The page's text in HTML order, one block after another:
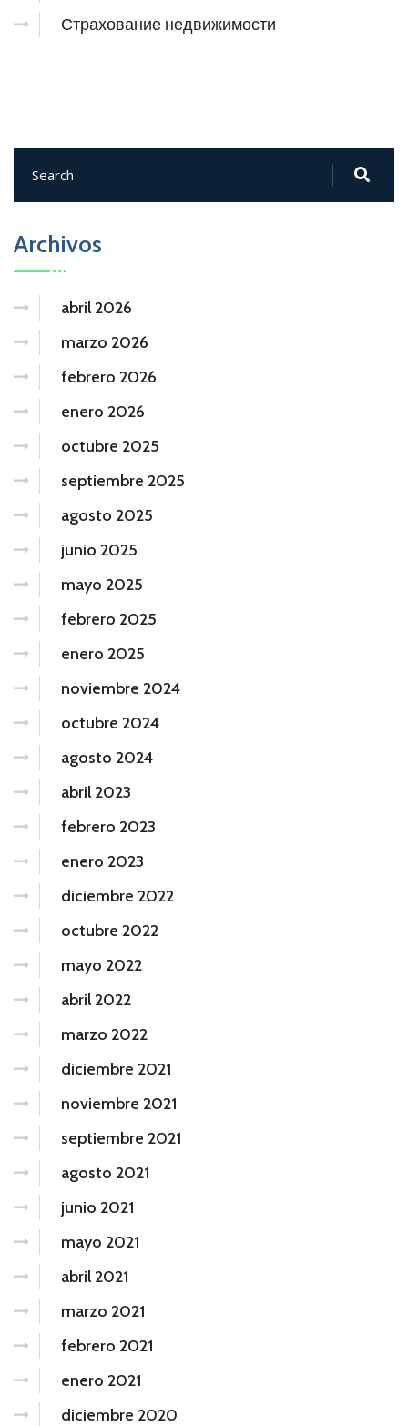
Страхование недвижимости
Archivos
abril 2026
marzo 2026
febrero 2026
enero 2026
octubre 2025
septiembre 2025
agosto 2025
junio 2025
mayo 2025
febrero 2025
enero 2025
noviembre 2024
octubre 2024
agosto 2024
abril 2023
febrero 2023
enero 2023
diciembre 2022
octubre 2022
mayo 2022
abril 2022
marzo 2022
diciembre 2021
noviembre 2021
septiembre 2021
agosto 2021
junio 2021
mayo 2021
abril 2021
marzo 2021
febrero 2021
enero 2021
diciembre 2020